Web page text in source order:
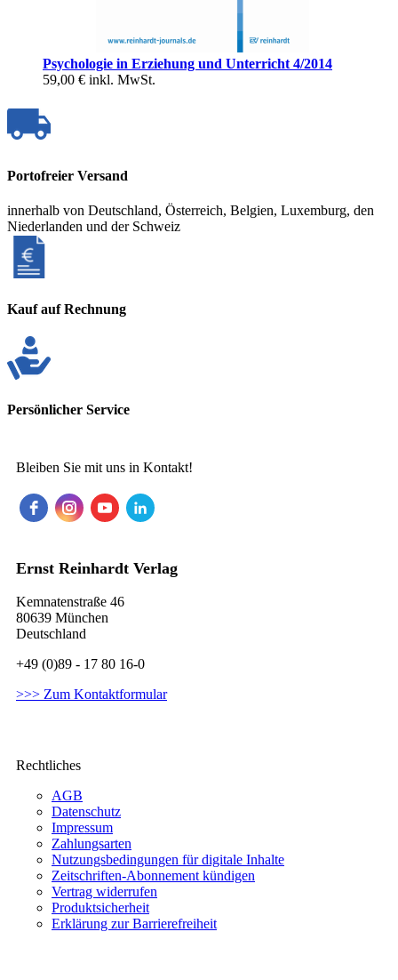
Psychologie in Erziehung und Unterricht 4/2014
59,00 € inkl. MwSt.
Portofreier Versand
innerhalb von Deutschland, Österreich, Belgien, Luxemburg, den
Niederlanden und der Schweiz
Kauf auf Rechnung
Persönlicher Service
Bleiben Sie mit uns in Kontakt!
Ernst Reinhardt Verlag
Kemnatenstraße 46
80639 München
Deutschland
+49 (0)89 - 17 80 16-0
>>> Zum Kontaktformular
Rechtliches
AGB
Datenschutz
Impressum
Zahlungsarten
Nutzungsbedingungen für digitale Inhalte
Zeitschriften-Abonnement kündigen
Vertrag widerrufen
Produktsicherheit
Erklärung zur Barrierefreiheit